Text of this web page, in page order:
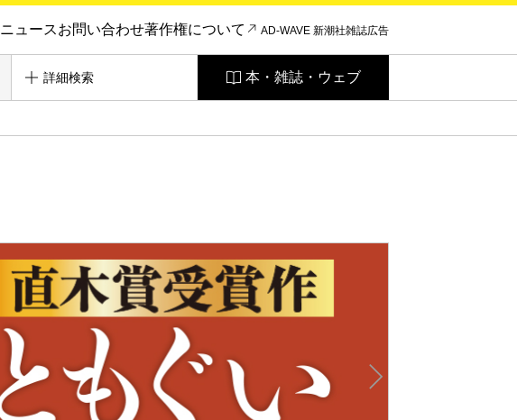
ニュースお問い合わせ著作権について AD-WAVE 新潮社雑誌広告
詳細検索 本・雑誌・ウェブ